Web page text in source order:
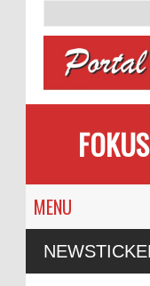
Puluhan AC
Penadah